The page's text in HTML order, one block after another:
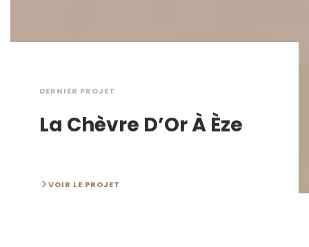
DERNIER PROJET
La Chèvre D’Or À Èze
VOIR LE PROJET